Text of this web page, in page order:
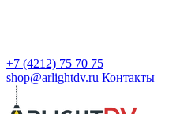
+7 (4212) 75 70 75
shop@arlightdv.ru Контакты